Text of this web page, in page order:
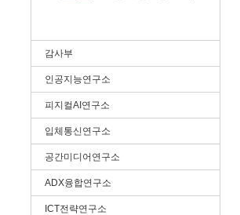
감사부
인공지능연구소
피지컬AI연구소
입체통신연구소
공간미디어연구소
ADX융합연구소
ICT전략연구소